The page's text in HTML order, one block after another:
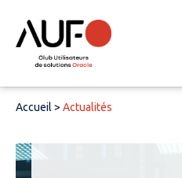
Accueil > Actualités